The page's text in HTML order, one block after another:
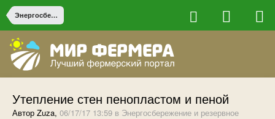
Энергосбережение и резервное электропитание
Утепление стен пенопластом и пеной
Автор Zuza, 06/17/17 13:59 в Энергосбережение и резервное